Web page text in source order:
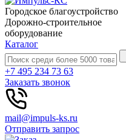
Городское благоустройство
Дорожно-строительное
оборудование
Каталог
+7 495 234 73 63
Заказать звонок
mail@impuls-ks.ru
Отправить запрос